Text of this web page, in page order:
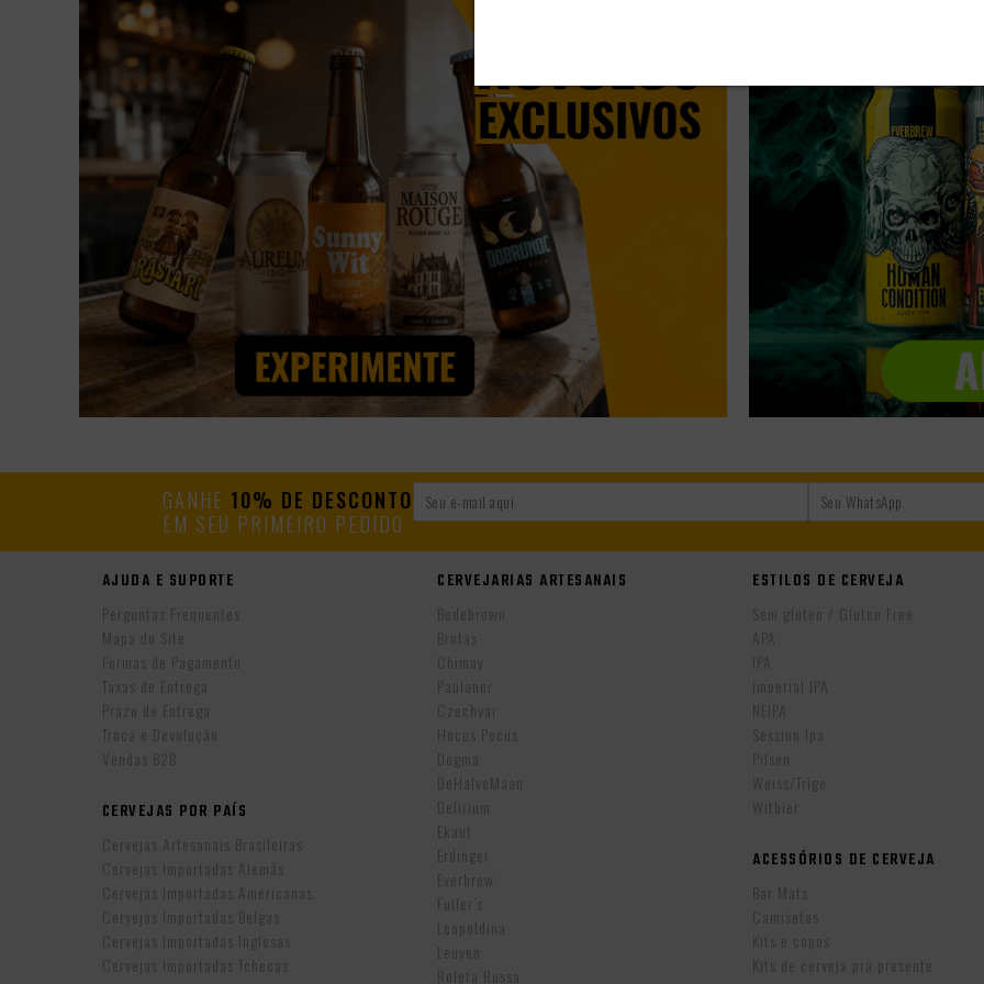
GANHE 10% DE DESCONTO
EM SEU PRIMEIRO PEDIDO
AJUDA E SUPORTE
Perguntas Frequentes
Mapa do Site
Formas de Pagamento
Taxas de Entrega
Prazo de Entrega
Troca e Devolução
Vendas B2B
CERVEJAS POR PAÍS
Cervejas Artesanais Brasileiras
Cervejas Importadas Alemãs
Cervejas Importadas Americanas
Cervejas Importadas Belgas
Cervejas Importadas Inglesas
Cervejas Importadas Tchecas
CERVEJARIAS ARTESANAIS
Bodebrown
Brotas
Chimay
Paulaner
Czechvar
Hocus Pocus
Dogma
DeHalveMaan
Delirium
Ekaut
Erdinger
Everbrew
Fuller’s
Leopoldina
Leuven
Roleta Russa
ESTILOS DE CERVEJA
Sem glúten / Gluten Free
APA
IPA
Imperial IPA
NEIPA
Session Ipa
Pilsen
Weiss/Trigo
Witbier
ACESSÓRIOS DE CERVEJA
Bar Mats
Camisetas
Kits e copos
Kits de cerveja pra presente